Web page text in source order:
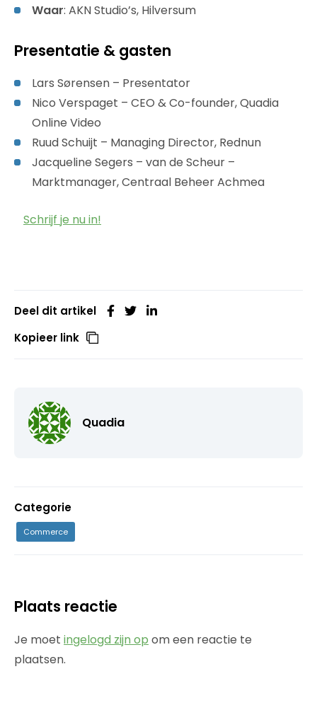
Waar: AKN Studio’s, Hilversum
Presentatie & gasten
Lars Sørensen – Presentator
Nico Verspaget – CEO & Co-founder, Quadia
Online Video
Ruud Schuijt – Managing Director, Rednun
Jacqueline Segers – van de Scheur –
Marktmanager, Centraal Beheer Achmea
Schrijf je nu in!
Deel dit artikel
Kopieer link
Quadia
Categorie
Commerce
Plaats reactie
Je moet ingelogd zijn op om een reactie te
plaatsen.